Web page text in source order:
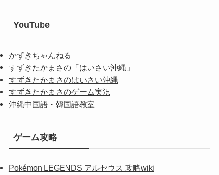
YouTube
かずきちゃんねる
すずきたかまさの「はいさい沖縄」
すずきたかまさのはいさい沖縄
すずきたかまさのゲーム実況
沖縄中国語・韓国語教室
ゲーム攻略
Pokémon LEGENDS アルセウス 攻略wiki